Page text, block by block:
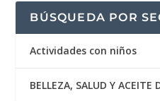
BÚSQUEDA POR
Actividades con niños
BELLEZA, SALUD Y ACEITE